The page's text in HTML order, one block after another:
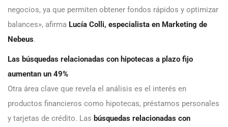
negocios, ya que permiten obtener fondos rápidos y optimizar
balances», afirma Lucía Colli, especialista en Marketing de
Nebeus.
Las búsquedas relacionadas con hipotecas a plazo fijo
aumentan un 49%
Otra área clave que revela el análisis es el interés en
productos financieros como hipotecas, préstamos personales
y tarjetas de crédito. Las búsquedas relacionadas con